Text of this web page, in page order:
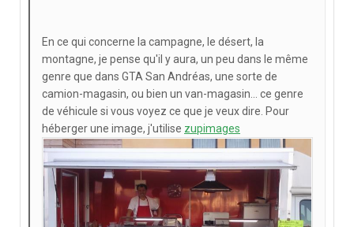
En ce qui concerne la campagne, le désert, la
montagne, je pense qu'il y aura, un peu dans le même
genre que dans GTA San Andréas, une sorte de
camion-magasin, ou bien un van-magasin... ce genre
de véhicule si vous voyez ce que je veux dire. Pour
héberger une image, j'utilise zupimages